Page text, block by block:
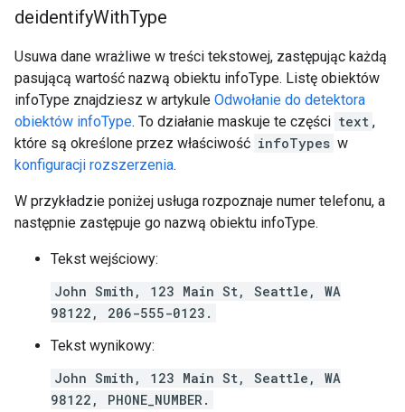
deidentifyWithType
Usuwa dane wrażliwe w treści tekstowej, zastępując każdą
pasującą wartość nazwą obiektu infoType. Listę obiektów
infoType znajdziesz w artykule Odwołanie do detektora
obiektów infoType. To działanie maskuje te części text ,
które są określone przez właściwość infoTypes w
konfiguracji rozszerzenia.
W przykładzie poniżej usługa rozpoznaje numer telefonu, a
następnie zastępuje go nazwą obiektu infoType.
Tekst wejściowy:
John Smith, 123 Main St, Seattle, WA
98122, 206-555-0123.
Tekst wynikowy:
John Smith, 123 Main St, Seattle, WA
98122, PHONE_NUMBER.